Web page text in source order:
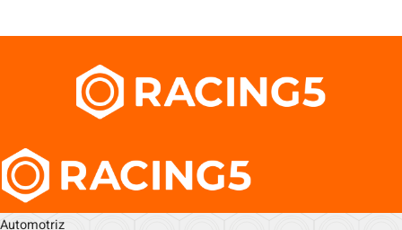
Automotriz